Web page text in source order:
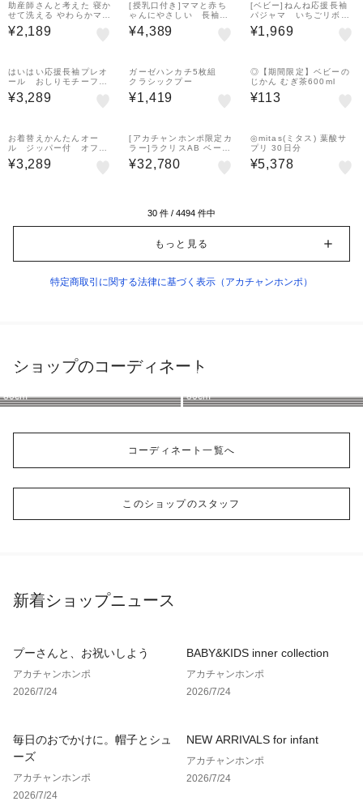
助産師さんと考えた 寝か
せて洗える やわらかマッ
ト グレー
¥2,189
[授乳口付き]ママと赤ち
ゃんにやさしい 長袖パ
ジャマ ハート オフホ
ワイト
¥4,389
[ベビー]ねんね応援長袖
パジャマ いちごリボ
ン ピンク
¥1,969
はいはい応援長袖プレオ
ール おしりモチーフパ
イル おにぎり
¥3,289
ガーゼハンカチ5枚組
クラシックプー
¥1,419
◎【期間限定】ベビーの
じかん むぎ茶600ml
¥113
お着替えかんたんオー
ル ジッパー付 オフホ
ワイト
¥3,289
[アカチャンホンポ限定カ
ラー]ラクリスAB ベージ
ュ 抱っこ紐
¥32,780
◎mitas(ミタス) 葉酸サ
プリ 30日分
¥5,378
30 件 / 4494 件中
もっと見る
特定商取引に関する法律に基づく表示（アカチャンホンポ）
ショップのコーディネート
アカチャンホンポ アカチャンホンポ
アカチャンホンポ アカチャンホンポ
80cm 80cm
コーディネート一覧へ
このショップのスタッフ
新着ショップニュース
プーさんと、お祝いしよう
アカチャンホンポ
2026/7/24
BABY&KIDS inner collection
アカチャンホンポ
2026/7/24
毎日のおでかけに。帽子とシュ
ーズ
アカチャンホンポ
2026/7/24
NEW ARRIVALS for infant
アカチャンホンポ
2026/7/24